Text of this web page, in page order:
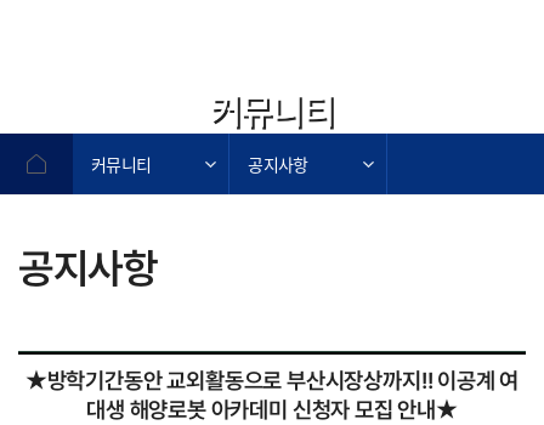
커뮤니티
커뮤니티 공지사항
공지사항
★방학기간동안 교외활동으로 부산시장상까지!! 이공계 여
대생 해양로봇 아카데미 신청자 모집 안내★